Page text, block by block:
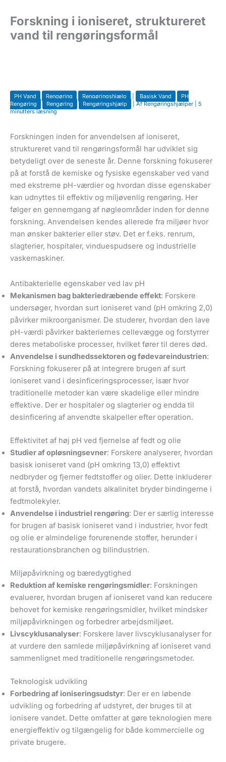
Forskning i ioniseret, struktureret
vand til rengøringsformål
PH Vand Rengøring Rengøringshjælp Basisk Vand
PH
Rengøring
Rengøring Rengøringshjælp | AfRengøringshjælper
5
minutters læsning
Forskningen inden for anvendelsen af ioniseret,
struktureret vand til rengøringsformål har udviklet sig
betydeligt over de seneste år. Denne forskning fokuserer
på at forstå de kemiske og fysiske egenskaber ved vand
med ekstreme pH-værdier og hvordan disse egenskaber
kan udnyttes til effektiv og miljøvenlig rengøring. Her
følger en gennemgang af nøgleområder inden for denne
forskning. Anvendelsen kendes allerede fra miljøer hvor
man ønsker bakterier eller støv. Det er f.eks. renrum,
slagterier, hospitaler, vinduespudsere og industrielle
vaskemaskiner.
Antibakterielle egenskaber ved lav pH
Mekanismen bag bakteriedræbende effekt: Forskere
undersøger, hvordan surt ioniseret vand (pH omkring 2,0)
påvirker mikroorganismer. De studerer, hvordan den lave
pH-værdi påvirker bakteriernes cellevægge og forstyrrer
deres metaboliske processer, hvilket fører til deres død.
Anvendelse i sundhedssektoren og fødevareindustrien:
Forskning fokuserer på at integrere brugen af surt
ioniseret vand i desinficeringsprocesser, især hvor
traditionelle metoder kan være skadelige eller mindre
effektive. Der er hospitaler og slagterier og endda til
desinficering af anvendte skalpeller efter operation.
Effektivitet af høj pH ved fjernelse af fedt og olie
Studier af opløsningsevner: Forskere analyserer, hvordan
basisk ioniseret vand (pH omkring 13,0) effektivt
nedbryder og fjerner fedtstoffer og olier. Dette inkluderer
at forstå, hvordan vandets alkalinitet bryder bindingerne i
fedtmolekyler.
Anvendelse i industriel rengøring: Der er særlig interesse
for brugen af basisk ioniseret vand i industrier, hvor fedt
og olie er almindelige forurenende stoffer, herunder i
restaurationsbranchen og bilindustrien.
Miljøpåvirkning og bæredygtighed
Reduktion af kemiske rengøringsmidler: Forskningen
evaluerer, hvordan brugen af ioniseret vand kan reducere
behovet for kemiske rengøringsmidler, hvilket mindsker
miljøpåvirkningen og forbedrer arbejdsmiljøet.
Livscyklusanalyser: Forskere laver livscyklusanalyser for
at vurdere den samlede miljøpåvirkning af ioniseret vand
sammenlignet med traditionelle rengøringsmetoder.
Teknologisk udvikling
Forbedring af ioniseringsudstyr: Der er en løbende
udvikling og forbedring af udstyret, der bruges til at
ionisere vandet. Dette omfatter at gøre teknologien mere
energieffektiv og tilgængelig for både kommercielle og
private brugere.